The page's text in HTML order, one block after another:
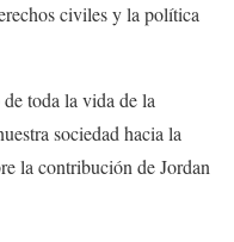
civiles y la política
toda la vida de la
sociedad hacia la
la contribución de Jordan